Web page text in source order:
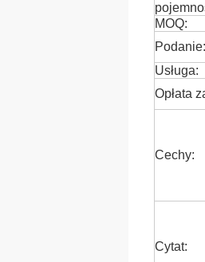
MOQ:
Podanie:
Usługa:
Opłata
Cechy:
Cytat: